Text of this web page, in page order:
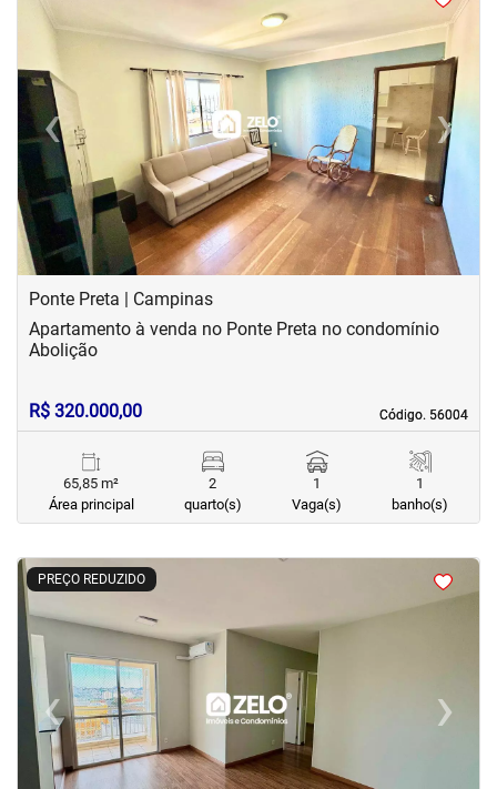
‹Previous ›Next
Ponte Preta | Campinas
Código. 56004
Código. 56004
Apartamento à venda no Ponte Preta no condomínio
Abolição
R$ 320.000,00
65,85 m²
Área principal
2
quarto(s)
1
Vaga(s)
1
banho(s)
PREÇO REDUZIDO
<<<<
‹
Previous ›Next